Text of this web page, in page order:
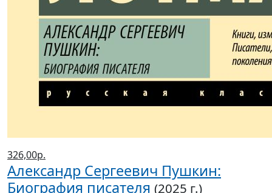
326,00р.
Александр Сергеевич Пушкин:
Биография писателя (2025 г.)